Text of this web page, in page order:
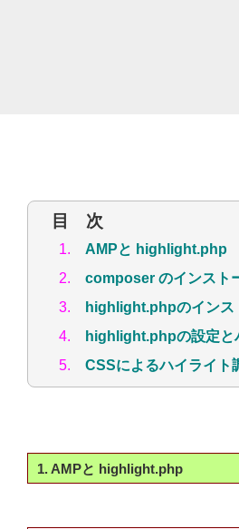
目 次
1. AMPと highlight.php
2. composer のインスト
3.
highlight.phpのインス
4.
highlight.phpの設定と
5. CSSによるハイライト
1. AMPと highlight.php